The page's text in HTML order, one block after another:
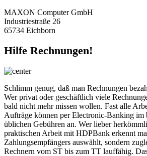
MAXON Computer GmbH
Industriestraße 26
65734 Eichborn
Hilfe Rechnungen!
Schlimm genug, daß man Rechnungen
Wer privat oder geschäftlich viele
bald nicht mehr missen wollen. Fast alle
Aufträge können per Electronic-Banking im
üblichen Gebühren an. Wer lieber
praktischen Arbeit mit HDPBank erkennt
Zahlungsempfängers auswählt, sondern
Rechnern vom ST bis zum TT lauffähig.